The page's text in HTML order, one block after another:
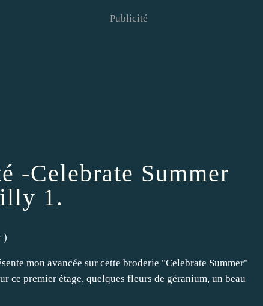
Publicité
-Celebrate Summer
1.
)
mon avancée sur cette broderie "Celebrate Summer"
ce premier étage, quelques fleurs de géranium, un beau